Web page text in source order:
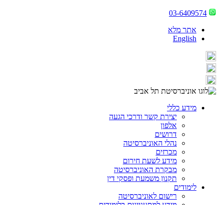
03-6409574
אתר מלא
English
מידע כללי
יצירת קשר ודרכי הגעה
אלפון
דרושים
נהלי האוניברסיטה
מכרזים
מידע לשעת חירום
מבקרת האוניברסיטה
תקנון משמעת ופסקי דין
לימודים
רישום לאוניברסיטה